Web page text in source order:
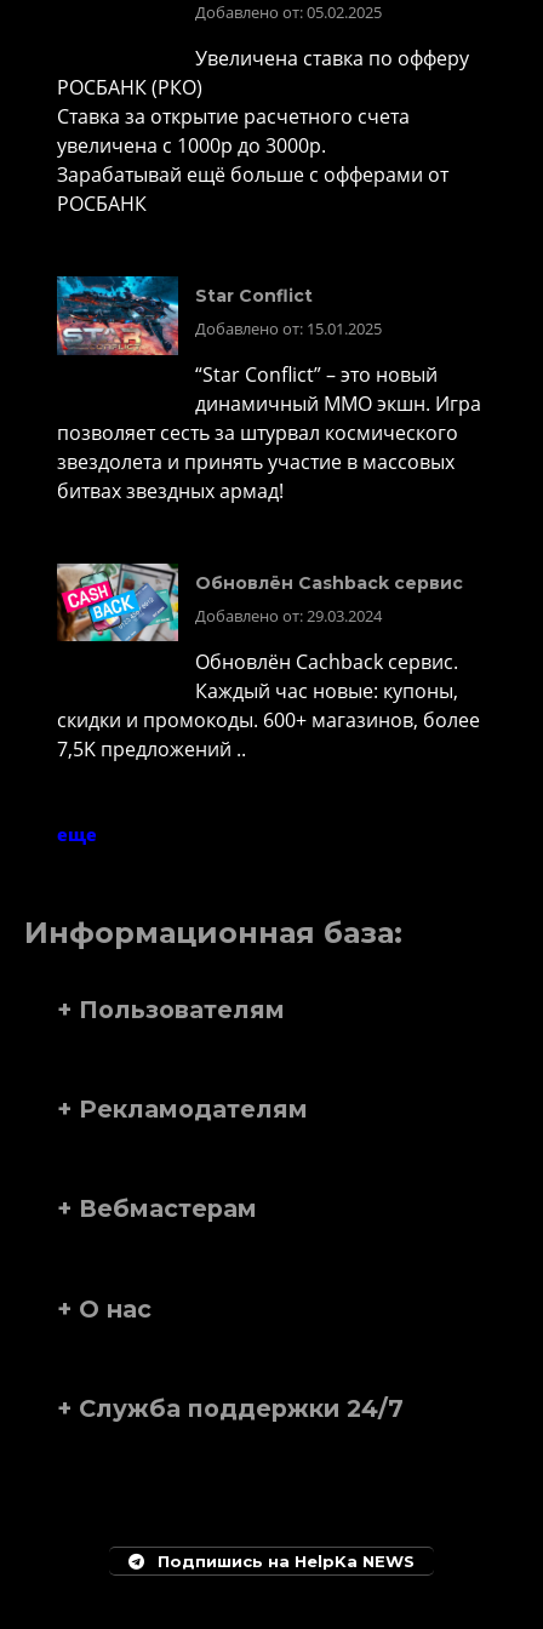
Добавлено от: 05.02.2025
Увеличена ставка по офферу
РОСБАНК (РКО)
Ставка за открытие расчетного счета
увеличена с 1000р до 3000р.
Зарабатывай ещё больше с офферами от
РОСБАНК
Star Conflict
Добавлено от: 15.01.2025
“Star Conflict” – это новый
динамичный MMO экшн. Игра
позволяет сесть за штурвал космического
звездолета и принять участие в массовых
битвах звездных армад!
Обновлён Cashback сервис
Добавлено от: 29.03.2024
Обновлён Cachback сервис.
Каждый час новые: купоны,
скидки и промокоды. 600+ магазинов, более
7,5K предложений ..
еще
Информационная база:
+ Пользователям
+ Рекламодателям
+ Вебмастерам
+ О нас
+ Служба поддержки 24/7
Подпишись на HelpKa NEWS